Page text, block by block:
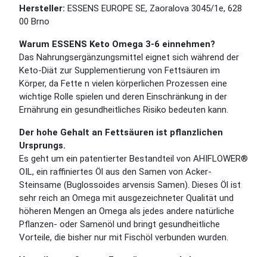
Hersteller: ESSENS EUROPE SE, Zaoralova 3045/1e, 628
00 Brno
Warum ESSENS Keto Omega 3-6 einnehmen?
Das Nahrungsergänzungsmittel eignet sich während der
Keto-Diät zur Supplementierung von Fettsäuren im
Körper, da Fette n vielen körperlichen Prozessen eine
wichtige Rolle spielen und deren Einschränkung in der
Ernährung ein gesundheitliches Risiko bedeuten kann.
Der hohe Gehalt an Fettsäuren ist pflanzlichen
Ursprungs.
Es geht um ein patentierter Bestandteil von AHIFLOWER®
OIL, ein raffiniertes Öl aus den Samen von Acker-
Steinsame (Buglossoides arvensis Samen). Dieses Öl ist
sehr reich an Omega mit ausgezeichneter Qualität und
höheren Mengen an Omega als jedes andere natürliche
Pflanzen- oder Samenöl und bringt gesundheitliche
Vorteile, die bisher nur mit Fischöl verbunden wurden.